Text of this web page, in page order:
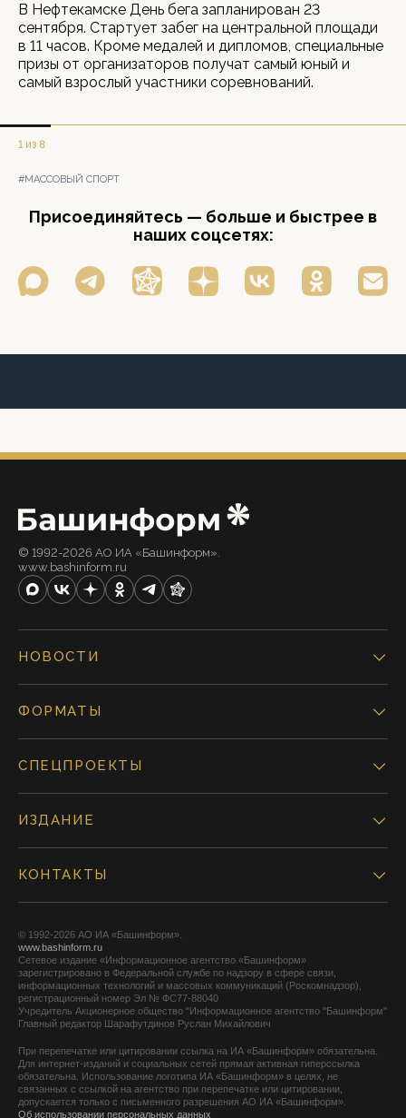
В Нефтекамске День бега запланирован 23
сентября. Стартует забег на центральной площади
в 11 часов. Кроме медалей и дипломов, специальные
призы от организаторов получат самый юный и
самый взрослый участники соревнований.
1 из 8
#МАССОВЫЙ СПОРТ
Присоединяйтесь — больше и быстрее в
наших соцсетях:
© 1992-2026 АО ИА «Башинформ».
www.bashinform.ru
НОВОСТИ
ФОРМАТЫ
СПЕЦПРОЕКТЫ
ИЗДАНИЕ
КОНТАКТЫ
© 1992-2026 АО ИА «Башинформ».
www.bashinform.ru
Сетевое издание «Информационное агентство «Башинформ»
зарегистрировано в Федеральной службе по надзору в сфере связи,
информационных технологий и массовых коммуникаций (Роскомнадзор),
регистрационный номер Эл № ФС77-88040
Учредитель Акционерное общество "Информационное агентство "Башинформ"
Главный редактор Шарафутдинов Руслан Михайлович
При перепечатке или цитировании ссылка на ИА «Башинформ» обязательна.
Для интернет-изданий и социальных сетей прямая активная гиперссылка
обязательна. Использование логотипа ИА «Башинформ» в целях, не
связанных с ссылкой на агентство при перепечатке или цитировании,
допускается только с письменного разрешения АО ИА «Башинформ».
Об использовании персональных данных